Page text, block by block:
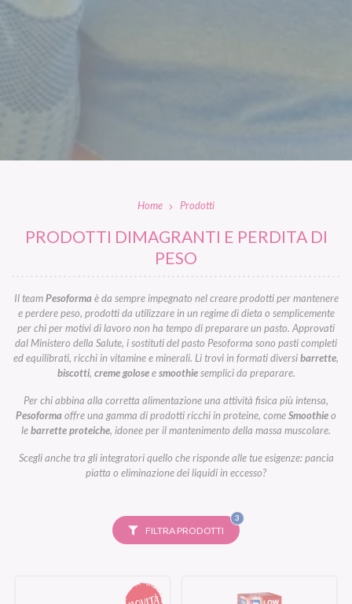
Home Prodotti
PRODOTTI DIMAGRANTI E PERDITA DI
PESO
Il teamPesoformaè da sempre impegnato nel creare prodotti per mantenere
e perdere peso, prodotti da utilizzare in un regime di dieta o semplicemente
per chi per motivi di lavoro non ha tempo di preparare un pasto. Approvati
dal Ministero della Salute, i sostituti del pasto Pesoforma sono pasti completi
ed equilibrati, ricchi in vitamine e minerali. Li trovi in formati diversibarrette,
biscotti, creme goloseesmoothiesemplici da preparare.
Per chi abbina alla corretta alimentazione una attività fisica più intensa,
Pesoformaoffre una gamma di prodotti ricchi in proteine, comeSmoothieo
lebarrette proteiche, idonee per il mantenimento della massa muscolare.
Scegli anche tra gli integratori quello che risponde alle tue esigenze: pancia
piatta o eliminazione dei liquidi in eccesso?
FILTRA PRODOTTI
3FILTRI
SELEZIONATI